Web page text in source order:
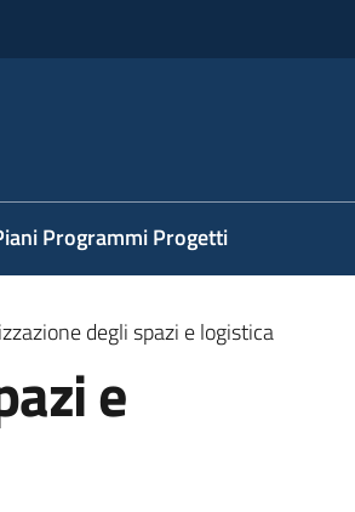
Programmi Progetti
degli spazi e logistica
e